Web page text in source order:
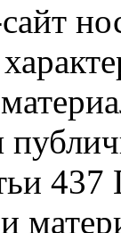
437